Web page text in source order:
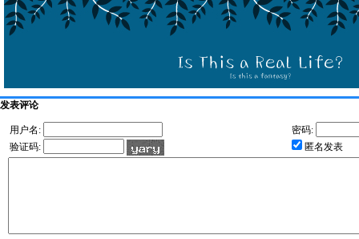
发表评论
用户名:
密码:
验证码:
匿名发表